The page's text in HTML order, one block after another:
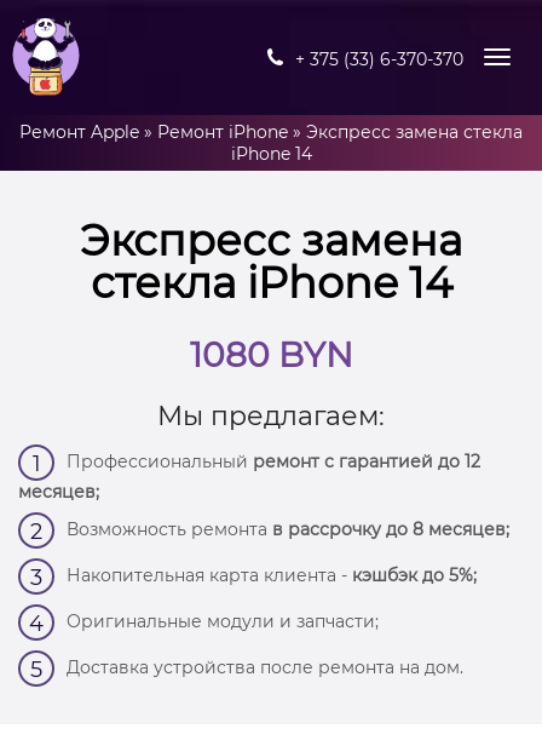
+ 375 (33) 6-370-370
Ремонт Apple » Ремонт iPhone » Экспресс замена стекла
iPhone 14
Экспресс замена
стекла iPhone 14
1080 BYN
Мы предлагаем:
1 Профессиональный ремонт с гарантией до 12
месяцев;
2 Возможность ремонта в рассрочку до 8 месяцев;
3 Накопительная карта клиента - кэшбэк до 5%;
4 Оригинальные модули и запчасти;
5 Доставка устройства после ремонта на дом.